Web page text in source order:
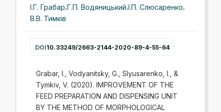
І.Г. Грабар,Г.П. Водяницький,І.П. Слюсаренко,
В.В. Тимків
DOI10.33249/2663-2144-2020-89-4-55-64
Grabar, I., Vodyanitsky, G., Slyusarenko, I., &
Tymkiv, V. (2020). IMPROVEMENT OF THE
FEED PREPARATION AND DISPENSING UNIT
BY THE METHOD OF MORPHOLOGICAL